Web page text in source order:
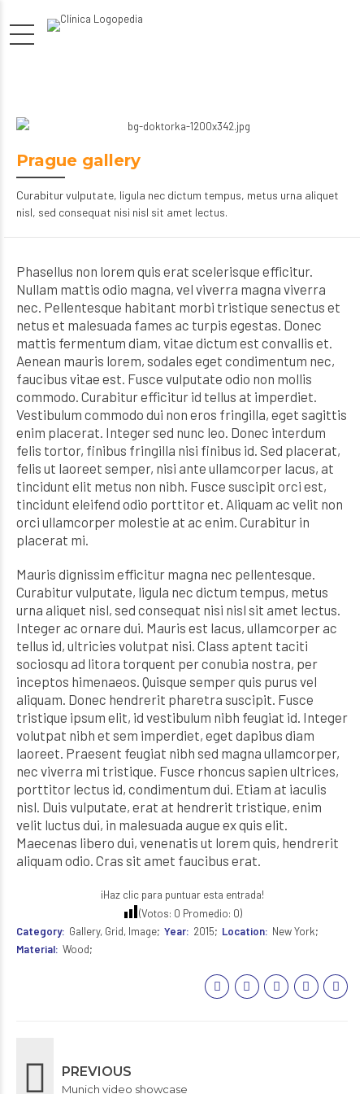
Prague gallery
Curabitur vulputate, ligula nec dictum tempus, metus urna aliquet
nisl, sed consequat nisi nisl sit amet lectus.
Phasellus non lorem quis erat scelerisque efficitur.
Nullam mattis odio magna, vel viverra magna viverra
nec. Pellentesque habitant morbi tristique senectus et
netus et malesuada fames ac turpis egestas. Donec
mattis fermentum diam, vitae dictum est convallis et.
Aenean mauris lorem, sodales eget condimentum nec,
faucibus vitae est. Fusce vulputate odio non mollis
commodo. Curabitur efficitur id tellus at imperdiet.
Vestibulum commodo dui non eros fringilla, eget sagittis
enim placerat. Integer sed nunc leo. Donec interdum
felis tortor, finibus fringilla nisi finibus id. Sed placerat,
felis ut laoreet semper, nisi ante ullamcorper lacus, at
tincidunt elit metus non nibh. Fusce suscipit orci est,
tincidunt eleifend odio porttitor et. Aliquam ac velit non
orci ullamcorper molestie at ac enim. Curabitur in
placerat mi.
Mauris dignissim efficitur magna nec pellentesque.
Curabitur vulputate, ligula nec dictum tempus, metus
urna aliquet nisl, sed consequat nisi nisl sit amet lectus.
Integer ac ornare dui. Mauris est lacus, ullamcorper ac
tellus id, ultricies volutpat nisi. Class aptent taciti
sociosqu ad litora torquent per conubia nostra, per
inceptos himenaeos. Quisque semper quis purus vel
aliquam. Donec hendrerit pharetra suscipit. Fusce
tristique ipsum elit, id vestibulum nibh feugiat id. Integer
volutpat nibh et sem imperdiet, eget dapibus diam
laoreet. Praesent feugiat nibh sed magna ullamcorper,
nec viverra mi tristique. Fusce rhoncus sapien ultrices,
porttitor lectus id, condimentum dui. Etiam at iaculis
nisl. Duis vulputate, erat at hendrerit tristique, enim
velit luctus dui, in malesuada augue ex quis elit.
Maecenas libero dui, venenatis ut lorem quis, hendrerit
aliquam odio. Cras sit amet faucibus erat.
¡Haz clic para puntuar esta entrada!
(Votos: 0 Promedio: 0)
Category
Gallery, Grid, Image Year 2015 Location
New York
Material Wood
PREVIOUS
Munich video showcase